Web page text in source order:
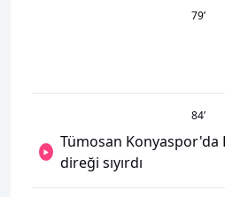
79’
84’
Tümosan
direği sıyırdı